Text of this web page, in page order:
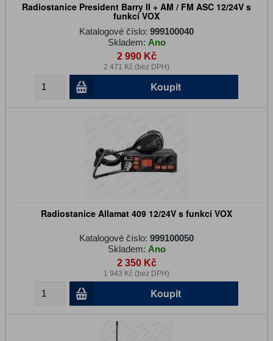
Radiostanice President Barry II + AM / FM ASC 12/24V s
funkcí VOX
Katalogové číslo: 999100040
Skladem: Ano
2 990 Kč
2 471 Kč (bez DPH)
Koupit
Radiostanice Allamat 409 12/24V s funkcí VOX
Katalogové číslo: 999100050
Skladem: Ano
2 350 Kč
1 943 Kč (bez DPH)
Koupit